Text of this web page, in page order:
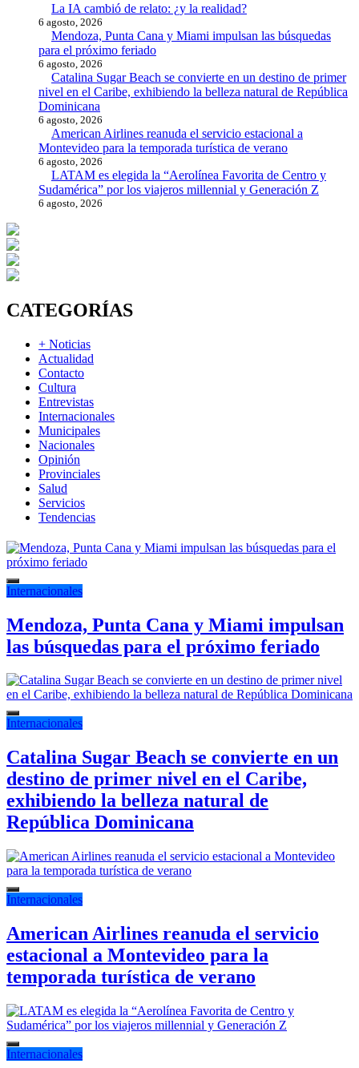
La IA cambió de relato: ¿y la realidad?
6 agosto, 2026
Mendoza, Punta Cana y Miami impulsan las búsquedas
para el próximo feriado
6 agosto, 2026
Catalina Sugar Beach se convierte en un destino de primer
nivel en el Caribe, exhibiendo la belleza natural de República
Dominicana
6 agosto, 2026
American Airlines reanuda el servicio estacional a
Montevideo para la temporada turística de verano
6 agosto, 2026
LATAM es elegida la “Aerolínea Favorita de Centro y
Sudamérica” por los viajeros millennial y Generación Z
6 agosto, 2026
CATEGORÍAS
+ Noticias
Actualidad
Contacto
Cultura
Entrevistas
Internacionales
Municipales
Nacionales
Opinión
Provinciales
Salud
Servicios
Tendencias
Internacionales
Mendoza, Punta Cana y Miami impulsan
las búsquedas para el próximo feriado
Internacionales
Catalina Sugar Beach se convierte en un
destino de primer nivel en el Caribe,
exhibiendo la belleza natural de
República Dominicana
Internacionales
American Airlines reanuda el servicio
estacional a Montevideo para la
temporada turística de verano
Internacionales